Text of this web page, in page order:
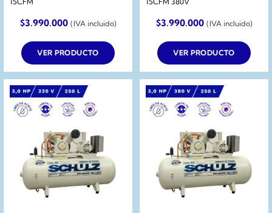
$3.990.000 (IVA incluido)
VER PRODUCTO
$3.990.000 (IVA incluido)
VER PRODUCTO